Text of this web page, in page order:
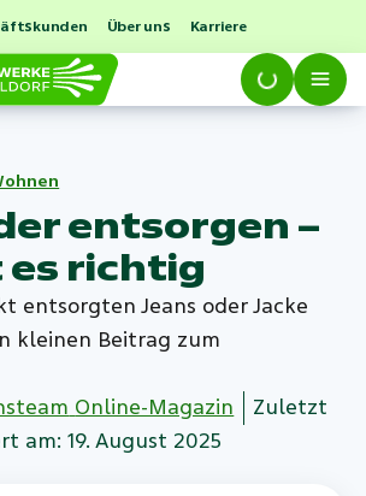
Über uns Karriere
entsorgen –
es richtig
entsorgten Jeans oder Jacke
kleinen Beitrag zum
Online-Magazin
Zuletzt
am: 19. August 2025